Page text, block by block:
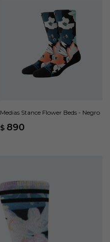
Medias Stance Flower Beds - Negro
$ 890